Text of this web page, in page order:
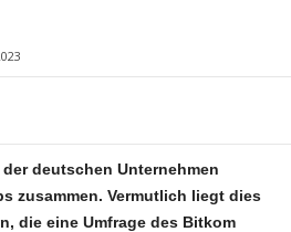
deutschen Unternehmen
zusammen. Vermutlich liegt dies
die eine Umfrage des Bitkom